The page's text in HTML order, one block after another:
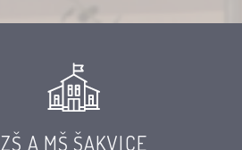
ZŠ A MŠ ŠAKVICE